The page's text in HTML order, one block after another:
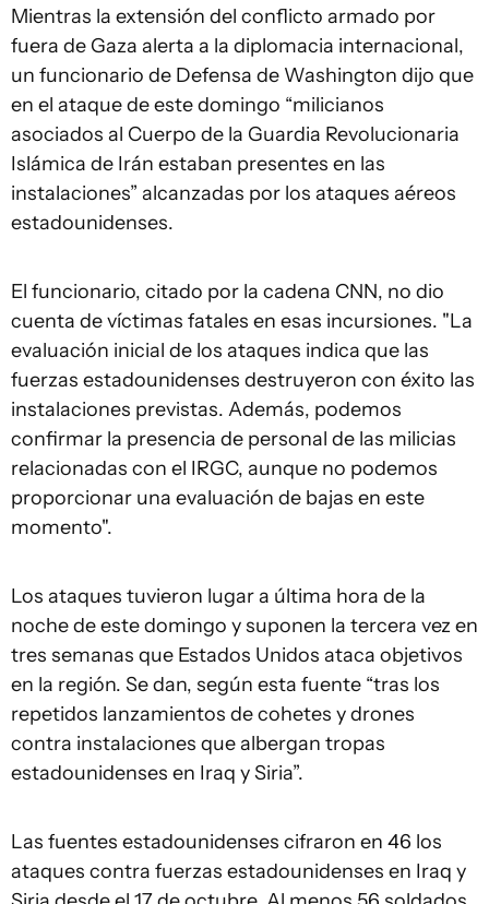
Mientras la extensión del conflicto armado por
fuera de Gaza alerta a la diplomacia internacional,
un funcionario de Defensa de Washington dijo que
en el ataque de este domingo “milicianos
asociados al Cuerpo de la Guardia Revolucionaria
Islámica de Irán estaban presentes en las
instalaciones” alcanzadas por los ataques aéreos
estadounidenses.
El funcionario, citado por la cadena CNN, no dio
cuenta de víctimas fatales en esas incursiones. "La
evaluación inicial de los ataques indica que las
fuerzas estadounidenses destruyeron con éxito las
instalaciones previstas. Además, podemos
confirmar la presencia de personal de las milicias
relacionadas con el IRGC, aunque no podemos
proporcionar una evaluación de bajas en este
momento".
Los ataques tuvieron lugar a última hora de la
noche de este domingo y suponen la tercera vez en
tres semanas que Estados Unidos ataca objetivos
en la región. Se dan, según esta fuente “tras los
repetidos lanzamientos de cohetes y drones
contra instalaciones que albergan tropas
estadounidenses en Iraq y Siria”.
Las fuentes estadounidenses cifraron en 46 los
ataques contra fuerzas estadounidenses en Iraq y